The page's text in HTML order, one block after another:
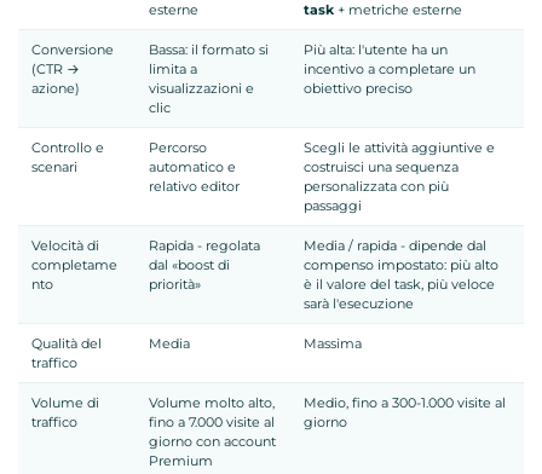
esterne
task + metriche esterne
Conversione
(CTR →
azione)
Bassa: il formato si
limita a
visualizzazioni e
clic
Più alta: l'utente ha un
incentivo a completare un
obiettivo preciso
Controllo e
scenari
Percorso
automatico e
relativo editor
Scegli le attività aggiuntive e
costruisci una sequenza
personalizzata con più
passaggi
Velocità di
completame
nto
Rapida - regolata
dal «boost di
priorità»
Media / rapida - dipende dal
compenso impostato: più alto
è il valore del task, più veloce
sarà l'esecuzione
Qualità del
traffico
Media Massima
Volume di
traffico
Volume molto alto,
fino a 7.000 visite al
giorno con account
Premium
Medio, fino a 300-1.000 visite al
giorno